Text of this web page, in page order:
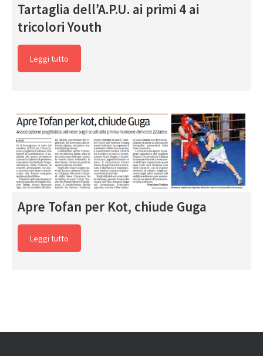
Tartaglia dell’A.P.U. ai primi 4 ai
tricolori Youth
Leggi tutto
Apre Tofan per Kot, chiude Guga
Leggi tutto